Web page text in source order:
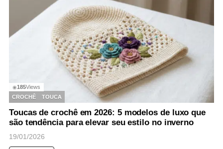
◉185Views
CROCHÊ
TOUCA
Toucas de crochê em 2026: 5 modelos de luxo que
são tendência para elevar seu estilo no inverno
19/01/2026